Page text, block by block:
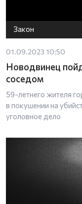
Закон
01.09.2023 10:50
Новодвинец
соседом
59-летнего жителя
в покушении на
уголовное дело